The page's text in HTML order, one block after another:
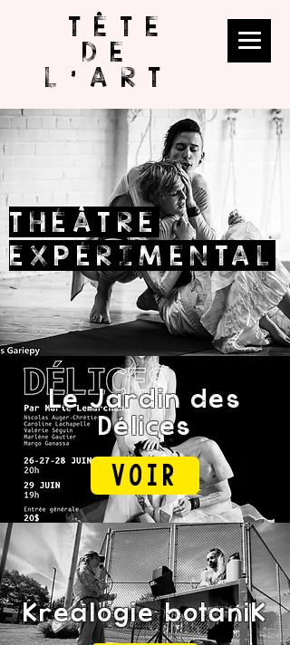
TÊTE
DE
L'ART
THÉÂTRE
EXPÉRIMENTAL
Le Jardin des
Délices
Voir
Krealogie botaniK